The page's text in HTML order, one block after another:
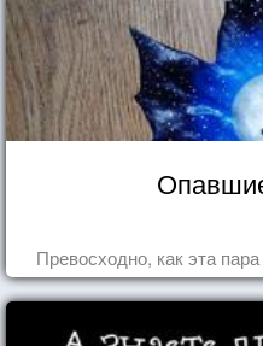
Превосходно, как эта